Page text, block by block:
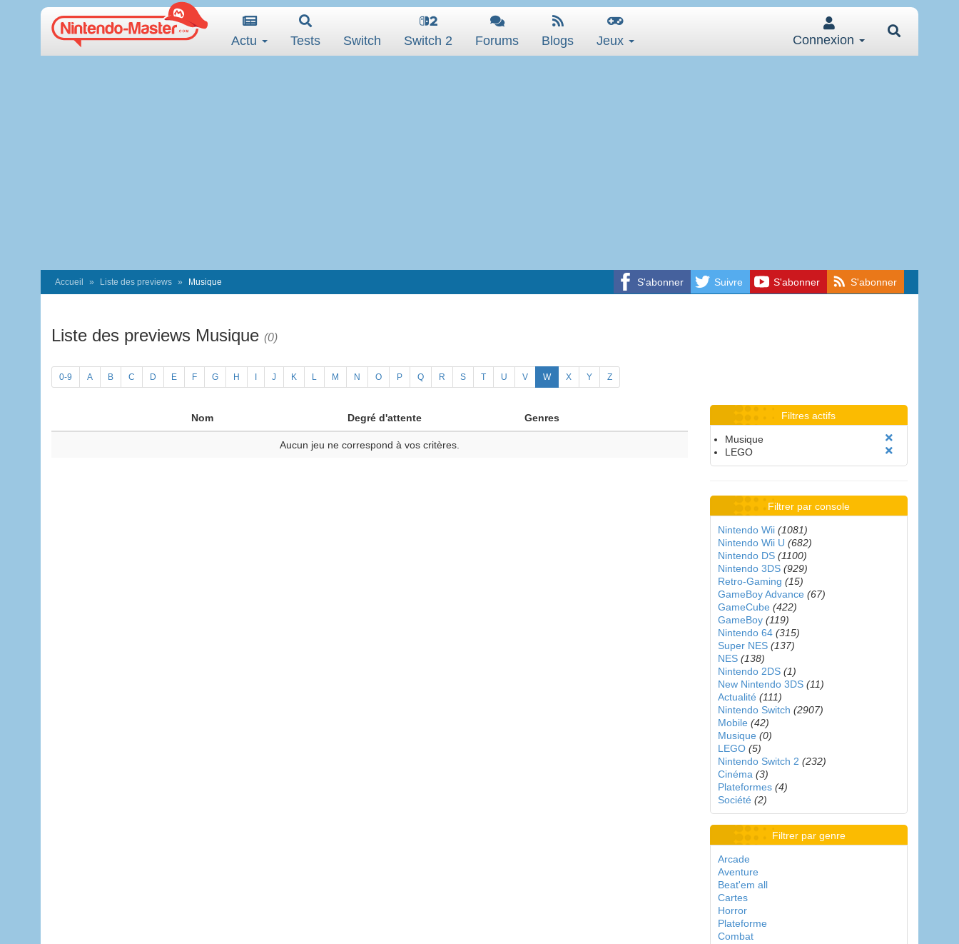
Actu Tests Switch Switch 2 Forums Blogs Jeux Connexion
S'abonner Suivre S'abonner S'abonner
Accueil Liste des previews Musique
Liste des previews Musique (0)
0-9 A B C D E F G H J K L M N O P Q R S T U V W X Y Z
Nom Degré d'attente Genres
Aucun jeu ne correspond à vos critères.
Filtres actifs
Musique
LEGO
Filtrer par console
Nintendo Wii (1081)
Nintendo Wii U (682)
Nintendo DS (1100)
Nintendo 3DS (929)
Retro-Gaming (15)
GameBoy Advance (67)
GameCube (422)
GameBoy (119)
Nintendo 64 (315)
Super NES (137)
NES (138)
Nintendo 2DS (1)
New Nintendo 3DS (11)
Actualité (111)
Nintendo Switch (2907)
Mobile (42)
Musique (0)
LEGO (5)
Nintendo Switch 2 (232)
Cinéma (3)
Plateformes (4)
Société (2)
Filtrer par genre
Arcade
Aventure
Beat'em all
Cartes
Horror
Plateforme
Combat